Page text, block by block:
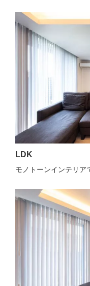
LDK
モノトーンインテリア